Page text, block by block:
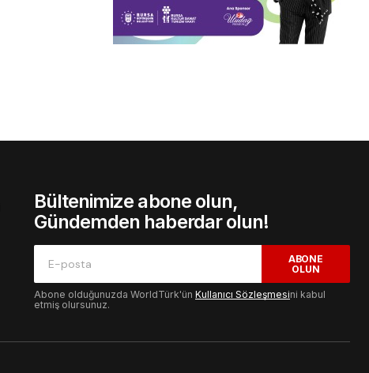
Bültenimize abone olun,
Gündemden haberdar olun!
ABONE
OLUN
Abone olduğunuzda WorldTürk'ün Kullanıcı Sözleşmesini kabul
etmiş olursunuz.